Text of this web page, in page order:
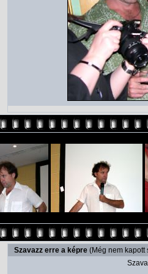
Szavazz erre a képre (Még nem kapott